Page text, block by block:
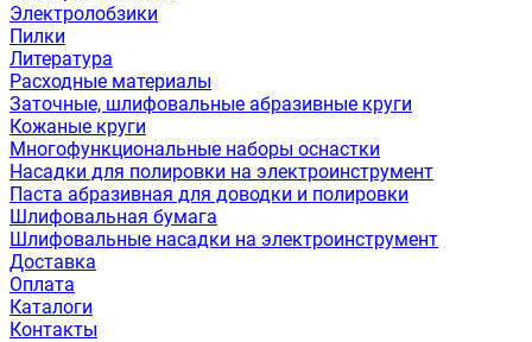
Электролобзики
Пилки
Литература
Расходные материалы
Заточные, шлифовальные абразивные круги
Кожаные круги
Многофункциональные наборы оснастки
Насадки для полировки на электроинструмент
Паста абразивная для доводки и полировки
Шлифовальная бумага
Шлифовальные насадки на электроинструмент
Доставка
Оплата
Каталоги
Контакты